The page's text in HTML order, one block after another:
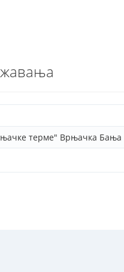
терме" Врњачка Бања